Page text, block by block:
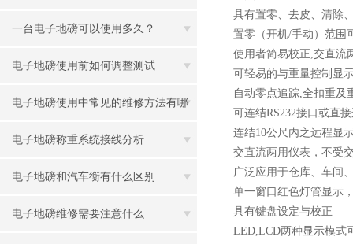
一台电子地磅可以使用多久？
电子地磅使用前如何调整测试
电子地磅使用中常见的维修方法有哪
些
电子地磅称重系统接线分析
电子地磅和汽车衡有什么区别
电子地磅维修需要注意什么
具有置零、去皮、清除
置零（开机/手动）范围
使用者简易校正,交直流
可轻易的与重量控制显
自动零点追踪,全扣重及
可连结RS232接口或直
连结10公尺内之远程显
交直流两用仪表，不受
广泛应用于仓库、车间
单一窗口红色灯管显示
具有键盘设定与校正
LED,LCD两种显示模式